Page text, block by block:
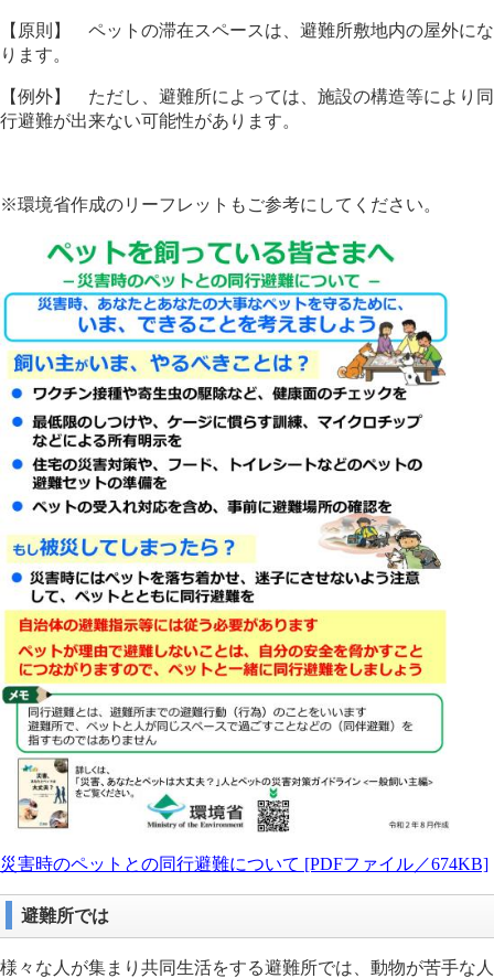
【原則】 ペットの滞在スペースは、避難所敷地内の屋外にな
ります。
【例外】 ただし、避難所によっては、施設の構造等により同
行避難が出来ない可能性があります。
※環境省作成のリーフレットもご参考にしてください。
災害時のペットとの同行避難について [PDFファイル／674KB]
避難所では
様々な人が集まり共同生活をする避難所では、動物が苦手な人